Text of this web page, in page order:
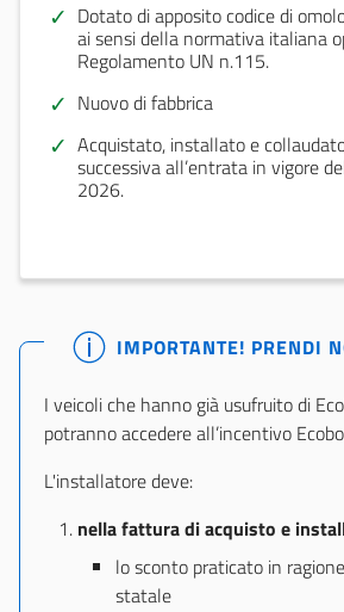
Dotato di apposito codice di
ai sensi della normativa italiana
Regolamento UN n.115.
Nuovo di fabbrica
Acquistato, installato e
successiva all’entrata in vigore
2026.
IMPORTANTE! PRENDI
I veicoli che hanno già usufruito di
potranno accedere all’incentivo
L'installatore deve:
nella fattura di acquisto e
lo sconto praticato in
statale